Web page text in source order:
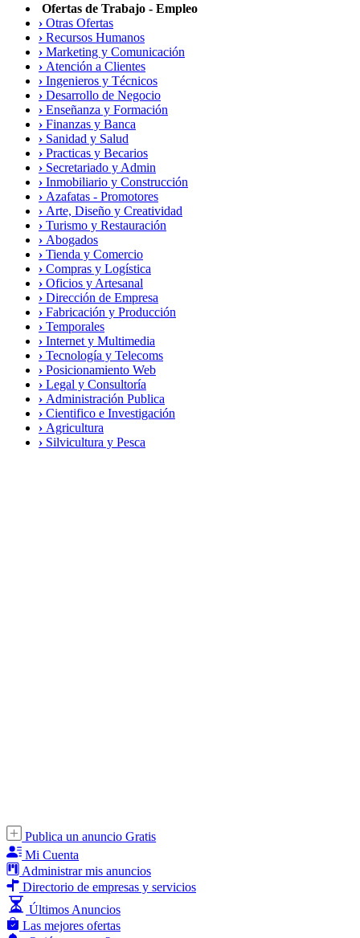
Ofertas de Trabajo - Empleo
› Otras Ofertas
› Recursos Humanos
› Marketing y Comunicación
› Atención a Clientes
› Ingenieros y Técnicos
› Desarrollo de Negocio
› Enseñanza y Formación
› Finanzas y Banca
› Sanidad y Salud
› Practicas y Becarios
› Secretariado y Admin
› Inmobiliario y Construcción
› Azafatas - Promotores
› Arte, Diseño y Creatividad
› Turismo y Restauración
› Abogados
› Tienda y Comercio
› Compras y Logística
› Oficios y Artesanal
› Dirección de Empresa
› Fabricación y Producción
› Temporales
› Internet y Multimedia
› Tecnología y Telecoms
› Posicionamiento Web
› Legal y Consultoría
› Administración Publica
› Cientifico e Investigación
› Agricultura
› Silvicultura y Pesca
Publica un anuncio Gratis
Mi Cuenta
Administrar mis anuncios
Directorio de empresas y servicios
Últimos Anuncios
Las mejores ofertas